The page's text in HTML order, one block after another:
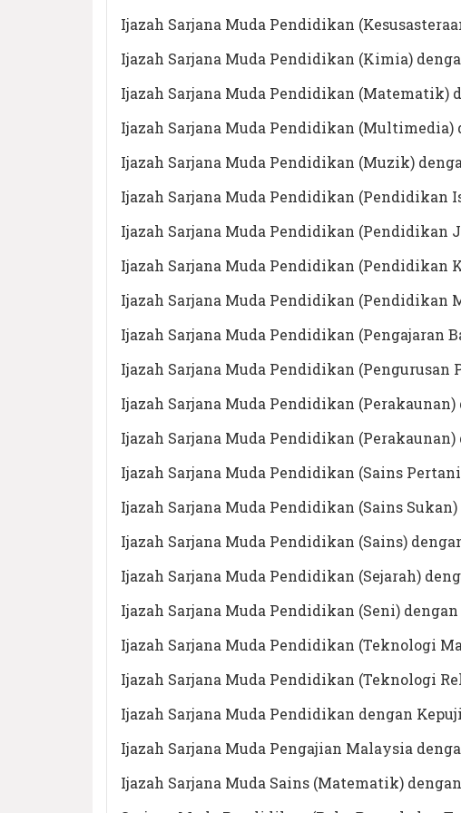
Ijazah Sarjana Muda Pendidikan
Ijazah Sarjana Muda Pendidikan (Kimia)
Ijazah Sarjana Muda Pendidikan (Matematik)
Ijazah Sarjana Muda Pendidikan (Multimedia)
Ijazah Sarjana Muda Pendidikan (Muzik)
Ijazah Sarjana Muda Pendidikan (Pendidikan
Ijazah Sarjana Muda Pendidikan (Pendidikan
Ijazah Sarjana Muda Pendidikan (Pendidikan
Ijazah Sarjana Muda Pendidikan (Pendidikan
Ijazah Sarjana Muda Pendidikan (Pengajaran
Ijazah Sarjana Muda Pendidikan (Pengurusan
Ijazah Sarjana Muda Pendidikan
Ijazah Sarjana Muda Pendidikan
Ijazah Sarjana Muda Pendidikan (Sains
Ijazah Sarjana Muda Pendidikan (Sains
Ijazah Sarjana Muda Pendidikan (Sains)
Ijazah Sarjana Muda Pendidikan (Sejarah)
Ijazah Sarjana Muda Pendidikan (Seni)
Ijazah Sarjana Muda Pendidikan (Teknologi
Ijazah Sarjana Muda Pendidikan (Teknologi
Ijazah Sarjana Muda Pendidikan dengan
Ijazah Sarjana Muda Pengajian Malaysia
Ijazah Sarjana Muda Sains (Matematik)